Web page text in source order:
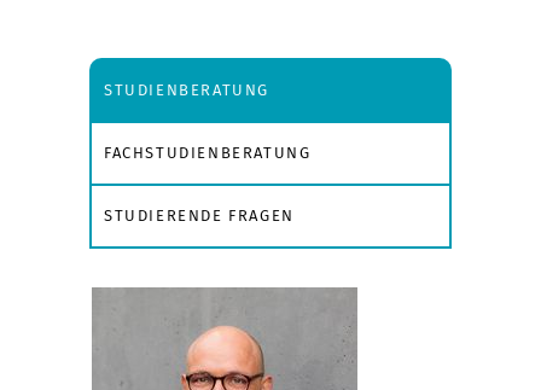
STUDIENBERATUNG
FACHSTUDIENBERATUNG
STUDIERENDE FRAGEN